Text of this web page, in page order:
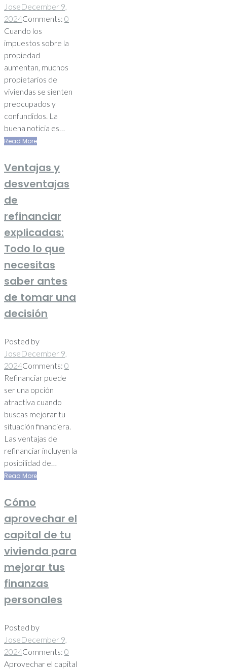
JoseDecember 9,
2024Comments: 0
Cuando los
impuestos sobre la
propiedad
aumentan, muchos
propietarios de
viviendas se sienten
preocupados y
confundidos. La
buena noticia es…
Read More
Ventajas y
desventajas
de
refinanciar
explicadas:
Todo lo que
necesitas
saber antes
de tomar una
decisión
Posted by
JoseDecember 9,
2024Comments: 0
Refinanciar puede
ser una opción
atractiva cuando
buscas mejorar tu
situación financiera.
Las ventajas de
refinanciar incluyen la
posibilidad de…
Read More
Cómo
aprovechar el
capital de tu
vivienda para
mejorar tus
finanzas
personales
Posted by
JoseDecember 9,
2024Comments: 0
Aprovechar el capital